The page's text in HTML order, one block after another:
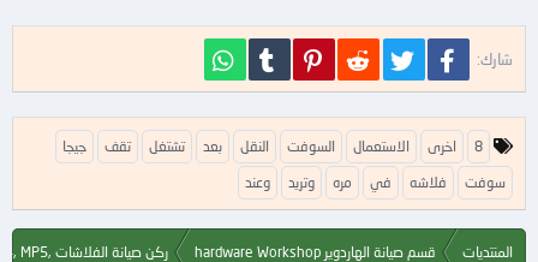
شارك: فيسبوك تويتر Reddit
Pinterest
Tumblr
ا
ل
ك
ل
م
ا
8 اخرى الاستعمال السوفت النقل بعد تشتغل تقف
جيجا
سوفت
فلاشه في مره وتريد وعند
المنتديات قسم صيانة الهاردوير hardware Workshop ركن صيانة الفلاشات ,Flash, MP3, MP4, MP5